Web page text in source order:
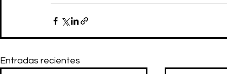
Entradas recientes